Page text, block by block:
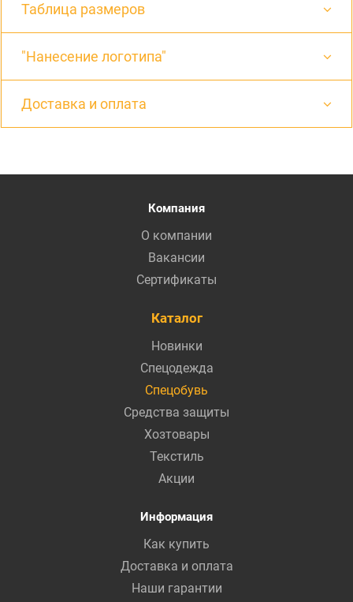
Таблица размеров
"Нанесение логотипа"
Доставка и оплата
Компания
О компании
Вакансии
Сертификаты
Каталог
Новинки
Спецодежда
Спецобувь
Средства защиты
Хозтовары
Текстиль
Акции
Информация
Как купить
Доставка и оплата
Наши гарантии